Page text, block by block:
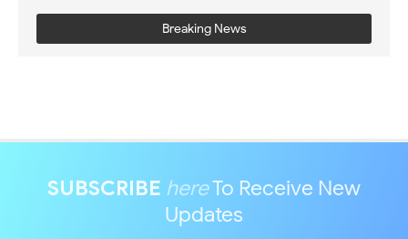
Breaking News
SUBSCRIBE hereTo Receive New
Updates